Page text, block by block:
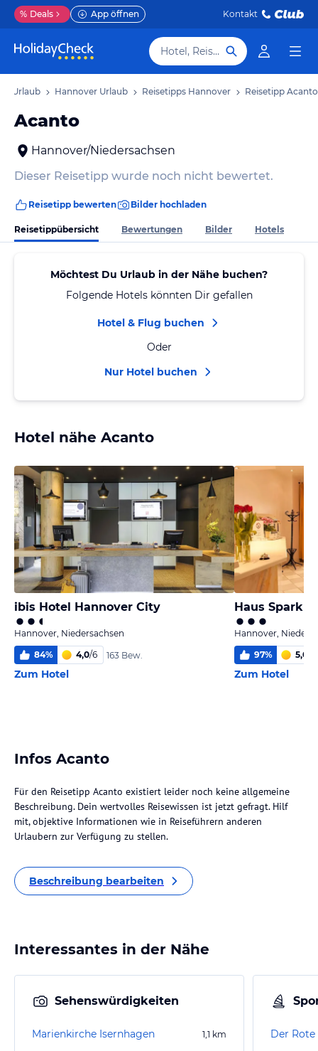
% Deals App öffnen Kontakt
Hotel, Reiseziel
Urlaub Hannover Urlaub Reisetipps Hannover Reisetipp Acanto
Acanto
Hannover/Niedersachsen
Dieser Reisetipp wurde noch nicht bewertet.
Reisetipp bewerten Bilder hochladen
Reisetippübersicht Bewertungen Bilder Hotels
Möchtest Du Urlaub in der Nähe buchen?
Folgende Hotels könnten Dir gefallen
Hotel & Flug buchen
Oder
Nur Hotel buchen
Hotel nähe Acanto
ibis Hotel Hannover City
Hannover, Niedersachsen
84% 4,0/6 163 Bew.
Zum Hotel
Haus
Hannover,
97% 5,0
Zum Hotel
Infos Acanto
Für den Reisetipp Acanto existiert leider noch keine allgemeine
Beschreibung. Dein wertvolles Reisewissen ist jetzt gefragt. Hilf
mit, objektive Informationen wie in Reiseführern anderen
Urlaubern zur Verfügung zu stellen.
Beschreibung bearbeiten
Interessantes in der Nähe
Sehenswürdigkeiten
Marienkirche Isernhagen 1,1 km Der Rote